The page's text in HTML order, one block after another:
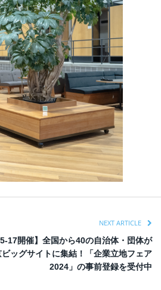
NEXT ARTICLE
17開催】全国から40の自治体・団体が
ビッグサイトに集結！「企業立地フェア
2024」の事前登録を受付中